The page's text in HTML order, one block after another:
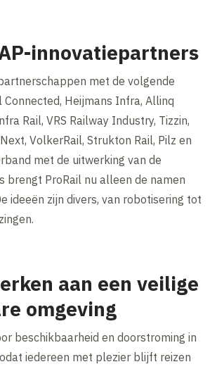
innovatiepartners
met de volgende
Connected, Heijmans Infra, Allinq
Rail, VRS Railway Industry, Tizzin,
VolkerRail, Strukton Rail, Pilz en
met de uitwerking van de
brengt ProRail nu alleen de namen
ideeën zijn divers, van robotisering tot
aan een veilige
omgeving
beschikbaarheid en doorstroming in
iedereen met plezier blijft reizen